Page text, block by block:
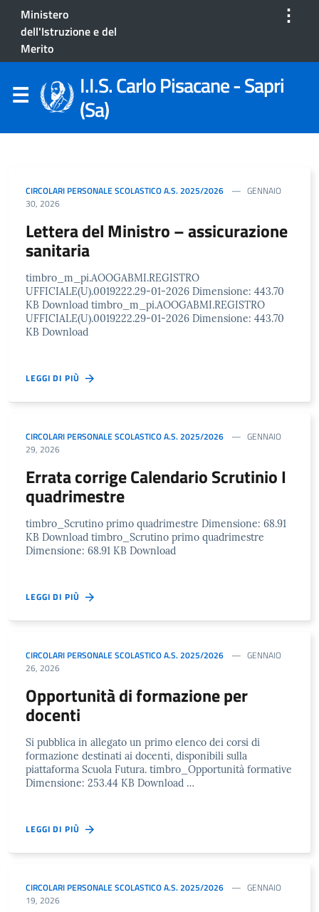
Ministero
dell'Istruzione e del
Merito
⋮
I.I.S. Carlo Pisacane - Sapri
(Sa)
CIRCOLARI PERSONALE SCOLASTICO A.S. 2025/2026
GENNAIO
30, 2026
Lettera del Ministro – assicurazione
sanitaria
timbro_m_pi.AOOGABMI.REGISTRO
UFFICIALE(U).0019222.29-01-2026 Dimensione: 443.70
KB Download timbro_m_pi.AOOGABMI.REGISTRO
UFFICIALE(U).0019222.29-01-2026 Dimensione: 443.70
KB Download
LEGGI DI PIÙ
CIRCOLARI PERSONALE SCOLASTICO A.S. 2025/2026
GENNAIO
29, 2026
Errata corrige Calendario Scrutinio I
quadrimestre
timbro_Scrutino primo quadrimestre Dimensione: 68.91
KB Download timbro_Scrutino primo quadrimestre
Dimensione: 68.91 KB Download
LEGGI DI PIÙ
CIRCOLARI PERSONALE SCOLASTICO A.S. 2025/2026
GENNAIO
26, 2026
Opportunità di formazione per
docenti
Si pubblica in allegato un primo elenco dei corsi di
formazione destinati ai docenti, disponibili sulla
piattaforma Scuola Futura. timbro_Opportunità formative
Dimensione: 253.44 KB Download …
LEGGI DI PIÙ
CIRCOLARI PERSONALE SCOLASTICO A.S. 2025/2026
GENNAIO
19, 2026